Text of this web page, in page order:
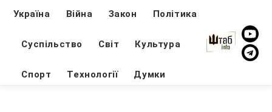
Україна Війна Закон Політика
Суспільство Світ Культура
Спорт Технології Думки